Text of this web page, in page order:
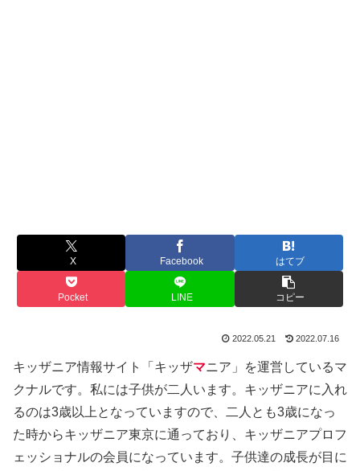
X Facebook はてブ
Pocket LINE コピー
2022.05.21 2022.07.16
キッザニア情報サイト「キッザマニア」を運営しているマ
クナルです。私には子供が二人います。キッザニアに入れ
るのは3歳以上となっていますので、二人とも3歳になっ
た時からキッザニア東京に通っており、キッザニアプロフ
ェッショナルの会員になっています。子供達の成長が目に